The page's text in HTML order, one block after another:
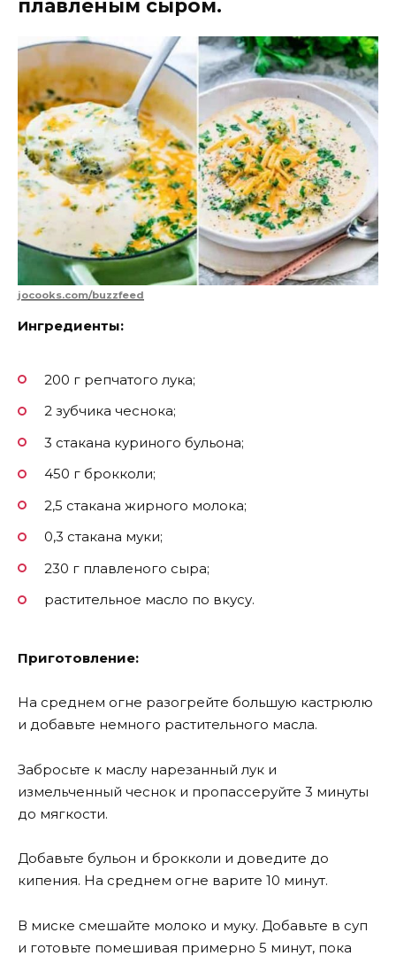
плавленым сыром.
jocooks.com/buzzfeed
Ингредиенты:
200 г репчатого лука;
2 зубчика чеснока;
3 стакана куриного бульона;
450 г брокколи;
2,5 стакана жирного молока;
0,3 стакана муки;
230 г плавленого сыра;
растительное масло по вкусу.
Приготовление:
На среднем огне разогрейте большую кастрюлю
и добавьте немного растительного масла.
Забросьте к маслу нарезанный лук и
измельченный чеснок и пропассеруйте 3 минуты
до мягкости.
Добавьте бульон и брокколи и доведите до
кипения. На среднем огне варите 10 минут.
В миске смешайте молоко и муку. Добавьте в суп
и готовьте помешивая примерно 5 минут, пока